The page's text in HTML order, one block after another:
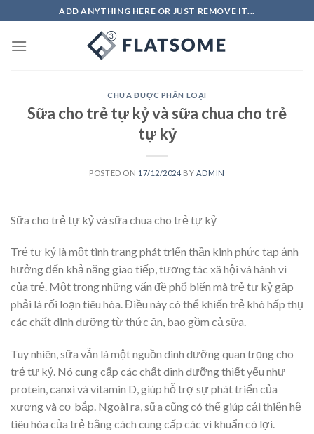
to
content
ADD ANYTHING HERE OR JUST REMOVE IT...
CHƯA ĐƯỢC PHÂN LOẠI
Sữa cho trẻ tự kỷ và sữa chua cho trẻ
tự kỷ
POSTED ON 17/12/2024 BY ADMIN
Sữa cho trẻ tự kỷ và sữa chua cho trẻ tự kỷ
Trẻ tự kỷ là một tình trạng phát triển thần kinh phức tạp ảnh
hưởng đến khả năng giao tiếp, tương tác xã hội và hành vi
của trẻ. Một trong những vấn đề phổ biến mà trẻ tự kỷ gặp
phải là rối loạn tiêu hóa. Điều này có thể khiến trẻ khó hấp thụ
các chất dinh dưỡng từ thức ăn, bao gồm cả sữa.
Tuy nhiên, sữa vẫn là một nguồn dinh dưỡng quan trọng cho
trẻ tự kỷ. Nó cung cấp các chất dinh dưỡng thiết yếu như
protein, canxi và vitamin D, giúp hỗ trợ sự phát triển của
xương và cơ bắp. Ngoài ra, sữa cũng có thể giúp cải thiện hệ
tiêu hóa của trẻ bằng cách cung cấp các vi khuẩn có lợi.